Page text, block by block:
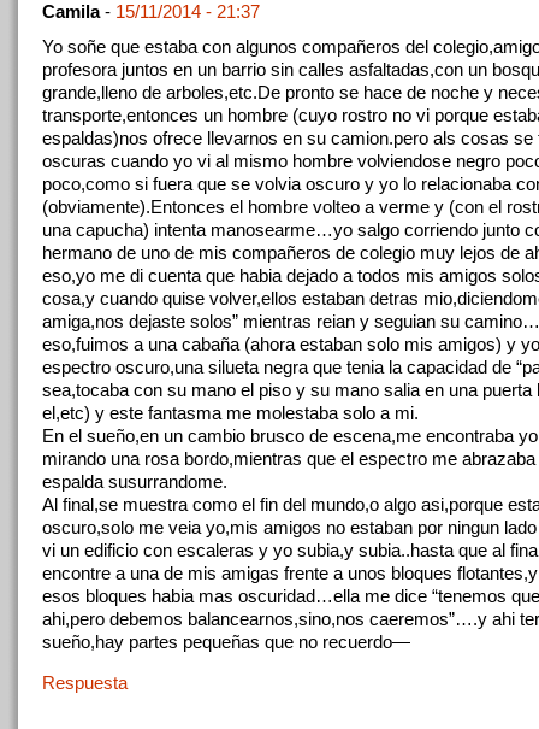
Camila- 15/11/2014 - 21:37
Yo soñe que estaba con algunos compañeros del
profesora juntos en un barrio sin calles asfaltadas,con un
grande,lleno de arboles,etc.De pronto se hace de noche y
transporte,entonces un hombre (cuyo rostro no vi porque
espaldas)nos ofrece llevarnos en su camion.pero als cosas se
oscuras cuando yo vi al mismo hombre volviendose negro
poco,como si fuera que se volvia oscuro y yo lo relacionaba
(obviamente).Entonces el hombre volteo a verme y (con el
una capucha) intenta manosearme…yo salgo corriendo junto
hermano de uno de mis compañeros de colegio muy lejos de
eso,yo me di cuenta que habia dejado a todos mis amigos
cosa,y cuando quise volver,ellos estaban detras
amiga,nos dejaste solos” mientras reian y seguian su
eso,fuimos a una cabaña (ahora estaban solo mis amigos) y
espectro oscuro,una silueta negra que tenia la capacidad de
sea,tocaba con su mano el piso y su mano salia en una puerta
el,etc) y este fantasma me molestaba solo a mi.
En el sueño,en un cambio brusco de escena,me encontraba
mirando una rosa bordo,mientras que el espectro me abrazaba
espalda susurrandome.
Al final,se muestra como el fin del mundo,o algo asi,porque
oscuro,solo me veia yo,mis amigos no estaban por ningun
vi un edificio con escaleras y yo subia,y subia..hasta que al
encontre a una de mis amigas frente a unos bloques
esos bloques habia mas oscuridad…ella me dice “tenemos
ahi,pero debemos balancearnos,sino,nos caeremos”….y ahi
sueño,hay partes pequeñas que no recuerdo—
Respuesta